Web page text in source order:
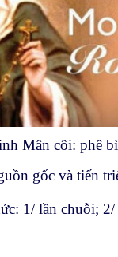
Mân côi: phê
gốc và tiến
1/ lần chuỗi;